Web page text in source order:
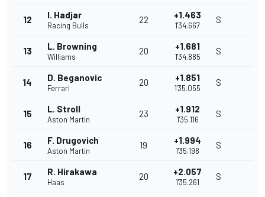
12 I. Hadjar
Racing Bulls
22 +1.463
1'34.667
S
13 L. Browning
Williams
20 +1.681
1'34.885
S
14 D. Beganovic
Ferrari
20 +1.851
1'35.055
S
15 L. Stroll
Aston Martin
23 +1.912
1'35.116
S
16 F. Drugovich
Aston Martin
19 +1.994
1'35.198
S
17 R. Hirakawa
Haas
20 +2.057
1'35.261
S